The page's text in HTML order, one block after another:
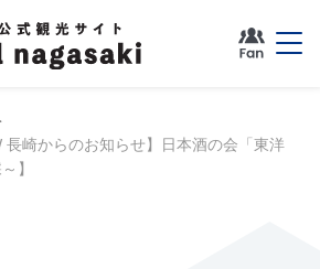
長崎からのお知らせ】日本酒の会「東洋
】